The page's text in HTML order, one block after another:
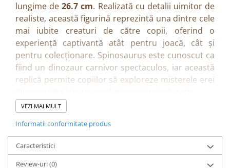
lungime de26.7 cm. Realizată cu detalii uimitor de
realiste, această figurină reprezintă una dintre cele
mai iubite creaturi de către copii, oferind o
experiență captivantă atât pentru joacă, cât și
pentru colecționare. Spinosaurus este cunoscut ca
fiind un dinozaur carnivor spectaculos, iar această
replică permite copiilor să exploreze misterele erei
Beneficii
Stimulează imaginația și creativitatea
Încurajează jocul de rol și explorarea universului
preistoric
Contribuie la dezvoltarea cunoștințelor despre
dinozauri și istoria naturală
VEZI MAI MULT
Informatii conformitate produs
Caracteristici
Review-uri(0)